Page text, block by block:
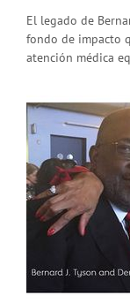
El legado de
fondo de impacto
atención médica